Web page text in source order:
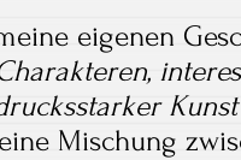
eigenen
Mischung